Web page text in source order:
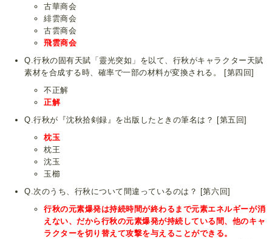
古華商会
緋雲商会
古雲商会
飛雲商会
Q.行秋の固有天賦「靈光突如」を以て、行秋がキャラクター天賦
素材を合成する時、確率で一部の材料が変換される。 [第四回]
不正解
正解
Q.行秋が『沈秋拾剣録』を出版したときの筆名は？ [第五回]
枕玉
枕王
沈玉
玉櫛
Q.次のうち、行秋について間違っているのは？ [第六回]
行秋の元素爆発は持続時間が終わるまで元素エネルギーが消
えない、だから行秋の元素爆発が持続している間、他のキャ
ラクターを切り替えて攻撃を与えることができる。